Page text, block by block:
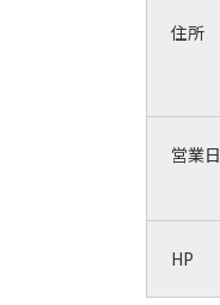
住所
営業日
HP